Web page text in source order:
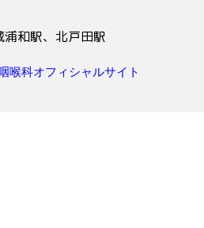
和駅、北戸田駅